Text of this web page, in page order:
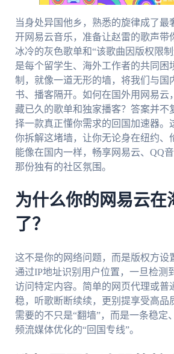
当身处异国他乡，熟悉的旋律成了最
开网易云音乐，准备让赵雷的歌声带
冰冷的灰色歌单和“该歌曲因版权限
是每个留学生、海外工作者的共同困
制，就像一道无形的墙，将我们与国
书、播客隔开。如何在国外用网易云
藏已久的歌单和独家播客？答案并不
择一款真正懂你需求的回国加速器。
你拆解这堵墙，让你无论身在纽约、
能像在国内一样，畅享网易云、QQ
那份独有的社区氛围。
为什么你的网易云在
了？
这不是你的网络问题，而是版权方设
通过IP地址识别用户位置，一旦检测
访问特定内容。简单的网页代理或普
稳，听歌断断续续，更别提享受高品
需要的不只是“翻墙”，而是一条稳定
频流媒体优化的“回国专线”。